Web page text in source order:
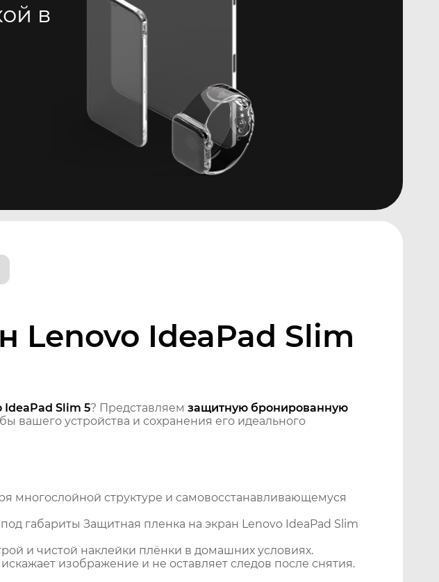
в
Lenovo IdeaPad Slim
IdeaPad Slim 5? Представляем защитную бронированную
устройства и сохранения его идеального
многослойной структуре и самовосстанавливающемуся
габариты Защитная пленка на экран Lenovo IdeaPad Slim
и чистой наклейки плёнки в домашних условиях.
изображение и не оставляет следов после снятия.